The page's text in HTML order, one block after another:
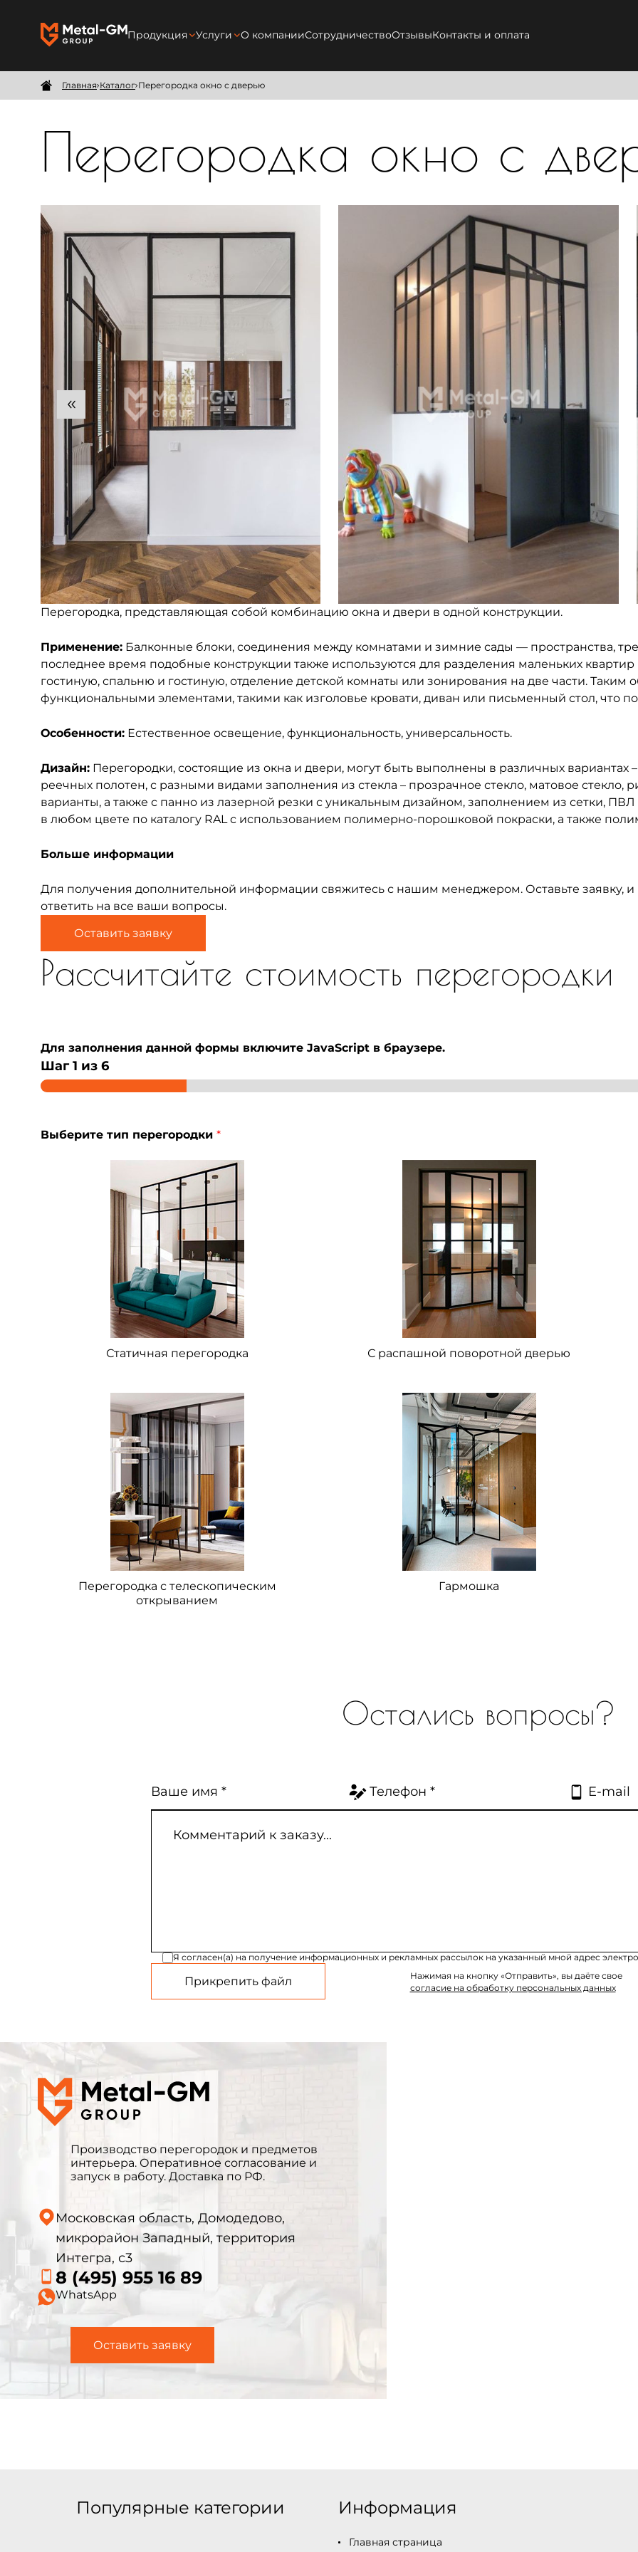
Продукция
Межкомнатные перегородки
Душевые перегородки
Мебель
Безрамные зеркала
Услуги
Производство
Замер
Монтаж
О компанииСотрудничествоОтзывыКонтакты и оплата
Главная Каталог Перегородка окно с дверью
Перегородка окно с
Перегородка, представляющая собой комбинацию окна и двери в одной конструкции.
Применение: Балконные блоки, соединения между комнатами и зимние сады — пространства,
последнее время подобные конструкции также используются для разделения маленьких
гостиную, спальню и гостиную, отделение детской комнаты или зонирования на две части. Таким
функциональными элементами, такими как изголовье кровати, диван или письменный стол, что
Особенности: Естественное освещение, функциональность, универсальность.
Дизайн: Перегородки, состоящие из окна и двери, могут быть выполнены в различных вариантах
реечных полотен, с разными видами заполнения из стекла – прозрачное стекло, матовое стекло,
варианты, а также с панно из лазерной резки с уникальным дизайном, заполнением из сетки,
в любом цвете по каталогу RAL с использованием полимерно-порошковой покраски, а также
Больше информации
Для получения дополнительной информации свяжитесь с нашим менеджером. Оставьте заявку,
ответить на все ваши вопросы.
Оставить заявку
Рассчитайте стоимость перегородки
Для заполнения данной формы включите JavaScript в браузере.
Шаг1 из 6
В
а
Выберите тип перегородки *
Статичная перегородка С распашной поворотной дверью
Перегородка с телескопическим
открыванием
Гармошка
Остались вопросы?
Я согласен(а) на получение информационных и рекламных рассылок на указанный мной адрес
Прикрепить файл
Нажимая на кнопку «Отправить», вы даёте свое
согласие на обработку персональных данных
Производство перегородок и предметов
интерьера. Оперативное согласование и
запуск в работу. Доставка по РФ.
Московская область, Домодедово,
микрорайон Западный, территория
Интегра, с3
8 (495) 955 16 89
WhatsApp
Оставить заявку
Популярные категории Информация
Главная страница